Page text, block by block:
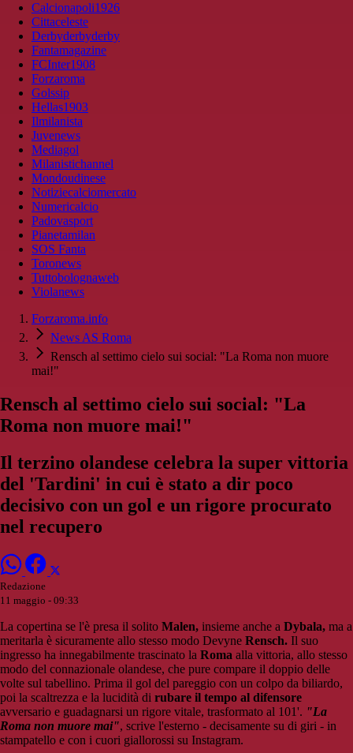
Calcionapoli1926
Cittaceleste
Derbyderbyderby
Fantamagazine
FCInter1908
Forzaroma
Golssip
Hellas1903
Ilmilanista
Juvenews
Mediagol
Milanistichannel
Mondoudinese
Notiziecalciomercato
Numericalcio
Padovasport
Pianetamilan
SOS Fanta
Toronews
Tuttobolognaweb
Violanews
Forzaroma.info
News AS Roma
Rensch al settimo cielo sui social: "La Roma non muore
mai!"
Rensch al settimo cielo sui social: "La
Roma non muore mai!"
Il terzino olandese celebra la super vittoria
del 'Tardini' in cui è stato a dir poco
decisivo con un gol e un rigore procurato
nel recupero
Redazione
11 maggio - 09:33
La copertina se l'è presa il solito Malen, insieme anche a Dybala, ma a
meritarla è sicuramente allo stesso modo Devyne Rensch. Il suo
ingresso ha innegabilmente trascinato la Roma alla vittoria, allo stesso
modo del connazionale olandese, che pure compare il doppio delle
volte sul tabellino. Prima il gol del pareggio con un colpo da biliardo,
poi la scaltrezza e la lucidità di rubare il tempo al difensore
avversario e guadagnarsi un rigore vitale, trasformato al 101'. "La
Roma non muore mai", scrive l'esterno - decisamente su di giri - in
stampatello e con i cuori giallorossi su Instagram.